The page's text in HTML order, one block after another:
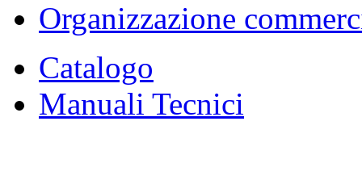
Organizzazione
Catalogo
Manuali Tecnici